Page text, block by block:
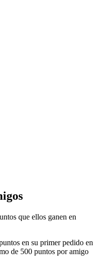
que ellos ganen en
en su primer pedido en
de 500 puntos por amigo